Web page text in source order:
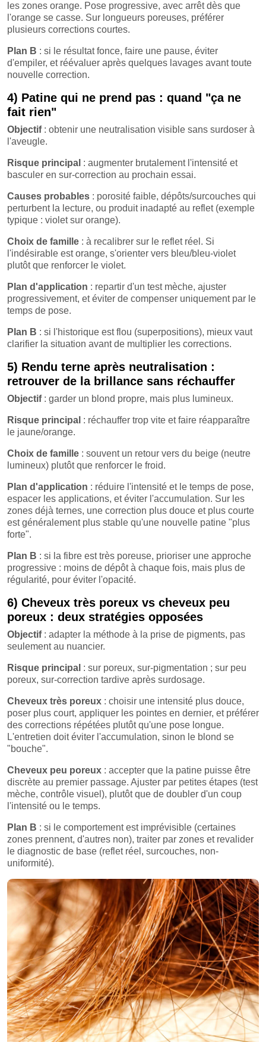
les zones orange. Pose progressive, avec arrêt dès que
l'orange se casse. Sur longueurs poreuses, préférer
plusieurs corrections courtes.
Plan B : si le résultat fonce, faire une pause, éviter
d'empiler, et réévaluer après quelques lavages avant toute
nouvelle correction.
4) Patine qui ne prend pas : quand "ça ne
fait rien"
Objectif: obtenir une neutralisation visible sans surdoser à
l'aveugle.
Risque principal : augmenter brutalement l'intensité et
basculer en sur-correction au prochain essai.
Causes probables : porosité faible, dépôts/surcouches qui
perturbent la lecture, ou produit inadapté au reflet (exemple
typique : violet sur orange).
Choix de famille : à recalibrer sur le reflet réel. Si
l'indésirable est orange, s'orienter vers bleu/bleu-violet
plutôt que renforcer le violet.
Plan d'application : repartir d'un test mèche, ajuster
progressivement, et éviter de compenser uniquement par le
temps de pose.
Plan B : si l'historique est flou (superpositions), mieux vaut
clarifier la situation avant de multiplier les corrections.
5) Rendu terne après neutralisation :
retrouver de la brillance sans réchauffer
Objectif: garder un blond propre, mais plus lumineux.
Risque principal : réchauffer trop vite et faire réapparaître
le jaune/orange.
Choix de famille : souvent un retour vers du beige (neutre
lumineux) plutôt que renforcer le froid.
Plan d'application : réduire l'intensité et le temps de pose,
espacer les applications, et éviter l'accumulation. Sur les
zones déjà ternes, une correction plus douce et plus courte
est généralement plus stable qu'une nouvelle patine "plus
forte".
Plan B : si la fibre est très poreuse, prioriser une approche
progressive : moins de dépôt à chaque fois, mais plus de
régularité, pour éviter l'opacité.
6) Cheveux très poreux vs cheveux peu
poreux : deux stratégies opposées
Objectif: adapter la méthode à la prise de pigments, pas
seulement au nuancier.
Risque principal : sur poreux, sur-pigmentation ; sur peu
poreux, sur-correction tardive après surdosage.
Cheveux très poreux : choisir une intensité plus douce,
poser plus court, appliquer les pointes en dernier, et préférer
des corrections répétées plutôt qu'une pose longue.
L'entretien doit éviter l'accumulation, sinon le blond se
"bouche".
Cheveux peu poreux : accepter que la patine puisse être
discrète au premier passage. Ajuster par petites étapes (test
mèche, contrôle visuel), plutôt que de doubler d'un coup
l'intensité ou le temps.
Plan B : si le comportement est imprévisible (certaines
zones prennent, d'autres non), traiter par zones et revalider
le diagnostic de base (reflet réel, surcouches, non-
uniformité).